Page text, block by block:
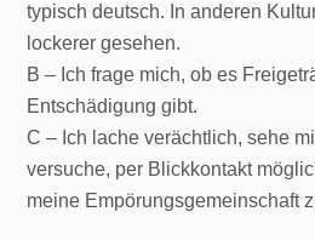
typisch deutsch. In anderen
lockerer gesehen.
B – Ich frage mich, ob es
Entschädigung gibt.
C – Ich lache verächtlich, sehe
versuche, per Blickkontakt
meine Empörungsgemeinschaft